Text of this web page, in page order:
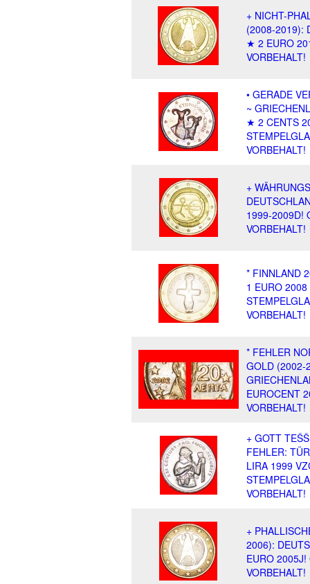
+ NICHT-
(2008-2019):
★ 2 EURO
VORBEHALT!
• GERADE
~
★ 2 CENTS
VORBEHALT!
+
1999-2009D!
VORBEHALT!
* FINNLAND
1 EURO 2008
VORBEHALT!
* FEHLER
GOLD (2002-
EUROCENT
VORBEHALT!
+ GOTT
FEHLER:
LIRA 1999
VORBEHALT!
+
2006):
EURO 2005J!
VORBEHALT!